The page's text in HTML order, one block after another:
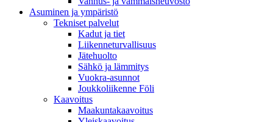
Asuminen ja ympäristö
Tekniset palvelut
Kadut ja tiet
Liikenneturvallisuus
Jätehuolto
Sähkö ja lämmitys
Vuokra-asunnot
Joukkoliikenne Föli
Kaavoitus
Maakuntakaavoitus